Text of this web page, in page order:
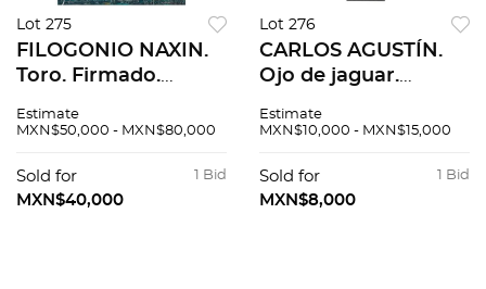
Lot 275
FILOGONIO NAXIN.
Toro. Firmado.
comprimido sobre
medidas totales
Estimate
MXN$50,000 - MXN$80,000
1 Bid
Sold for
MXN$40,000
Lot 276
CARLOS AGUSTÍN.
Ojo de jaguar.
2000. Escultura en
/ 25. 55.5 x 27.5 x 11.7
cm
Estimate
MXN$10,000 - MXN$15,000
1 Bid
Sold for
MXN$8,000